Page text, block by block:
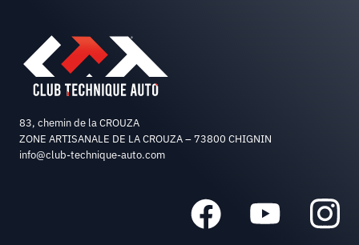
83, chemin de la CROUZA
ZONE ARTISANALE DE LA CROUZA – 73800 CHIGNIN
info@club-technique-auto.com